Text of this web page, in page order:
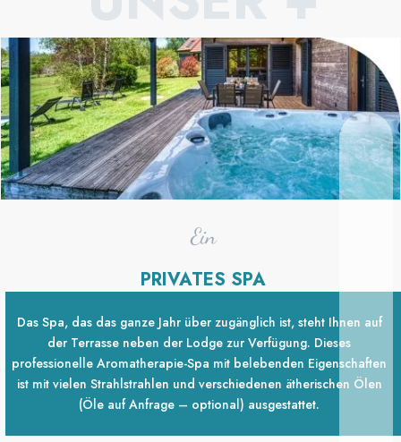
Ein
PRIVATES SPA
Das Spa, das das ganze Jahr über zugänglich ist, steht Ihnen auf
der Terrasse neben der Lodge zur Verfügung. Dieses
professionelle Aromatherapie-Spa mit belebenden Eigenschaften
ist mit vielen Strahlstrahlen und verschiedenen ätherischen Ölen
(Öle auf Anfrage – optional) ausgestattet.